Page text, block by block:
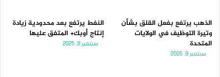
الذهب يرتفع بفعل القلق بشأن
وتيرة التوظيف في الولايات
المتحدة
سبتمبر 9, 2025
النفط يرتفع بعد محدودية زيادة
إنتاج أوبك+ المتفق عليها
سبتمبر 8, 2025